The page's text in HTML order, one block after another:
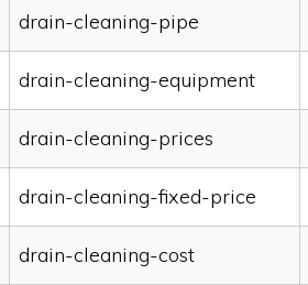
drain-cleaning-pipe
drain-cleaning-equipment
drain-cleaning-prices
drain-cleaning-fixed-price
drain-cleaning-cost